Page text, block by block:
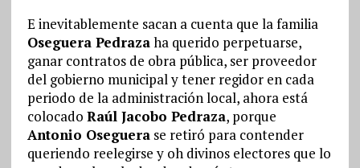
E inevitablemente sacan a cuenta que la familia
Oseguera Pedrazaha querido perpetuarse,
ganar contratos de obra pública, ser proveedor
del gobierno municipal y tener regidor en cada
periodo de la administración local, ahora está
colocado Raúl Jacobo Pedraza, porque
Antonio Oseguerase retiró para contender
queriendo reelegirse y oh divinos electores que lo